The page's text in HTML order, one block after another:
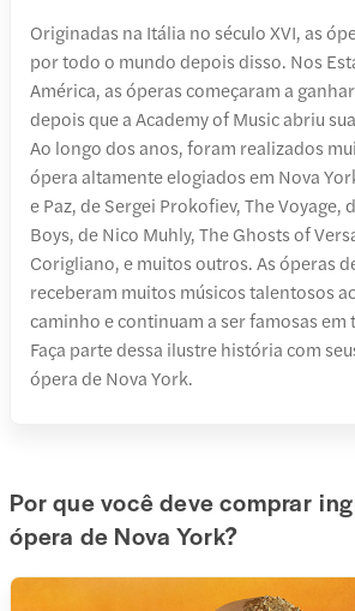
Originadas na Itália no século XVI, as
por todo o mundo depois disso. Nos
América, as óperas começaram a
depois que a Academy of Music abriu
Ao longo dos anos, foram realizados
ópera altamente elogiados em Nova
e Paz, de Sergei Prokofiev, The Voyage,
Boys, de Nico Muhly, The Ghosts of
Corigliano, e muitos outros. As óperas
receberam muitos músicos talentosos
caminho e continuam a ser famosas em
Faça parte dessa ilustre história com
ópera de Nova York.
Por que você deve comprar
ópera de Nova York?